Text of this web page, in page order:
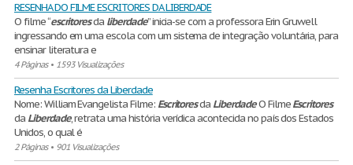
RESENHA DO FILME ESCRITORES DA LIBERDADE
O filme “escritoresda liberdade” inicia-se com a professora Erin Gruwell
ingressando em uma escola com um sistema de integração voluntária, para
ensinar literatura e
4 Páginas• 1593 Visualizações
Resenha Escritores da Liberdade
Nome: William Evangelista Filme: Escritoresda LiberdadeO FilmeEscritores
da Liberdade, retrata uma história verídica acontecida no país dos Estados
Unidos, o qual é
2 Páginas• 901 Visualizações